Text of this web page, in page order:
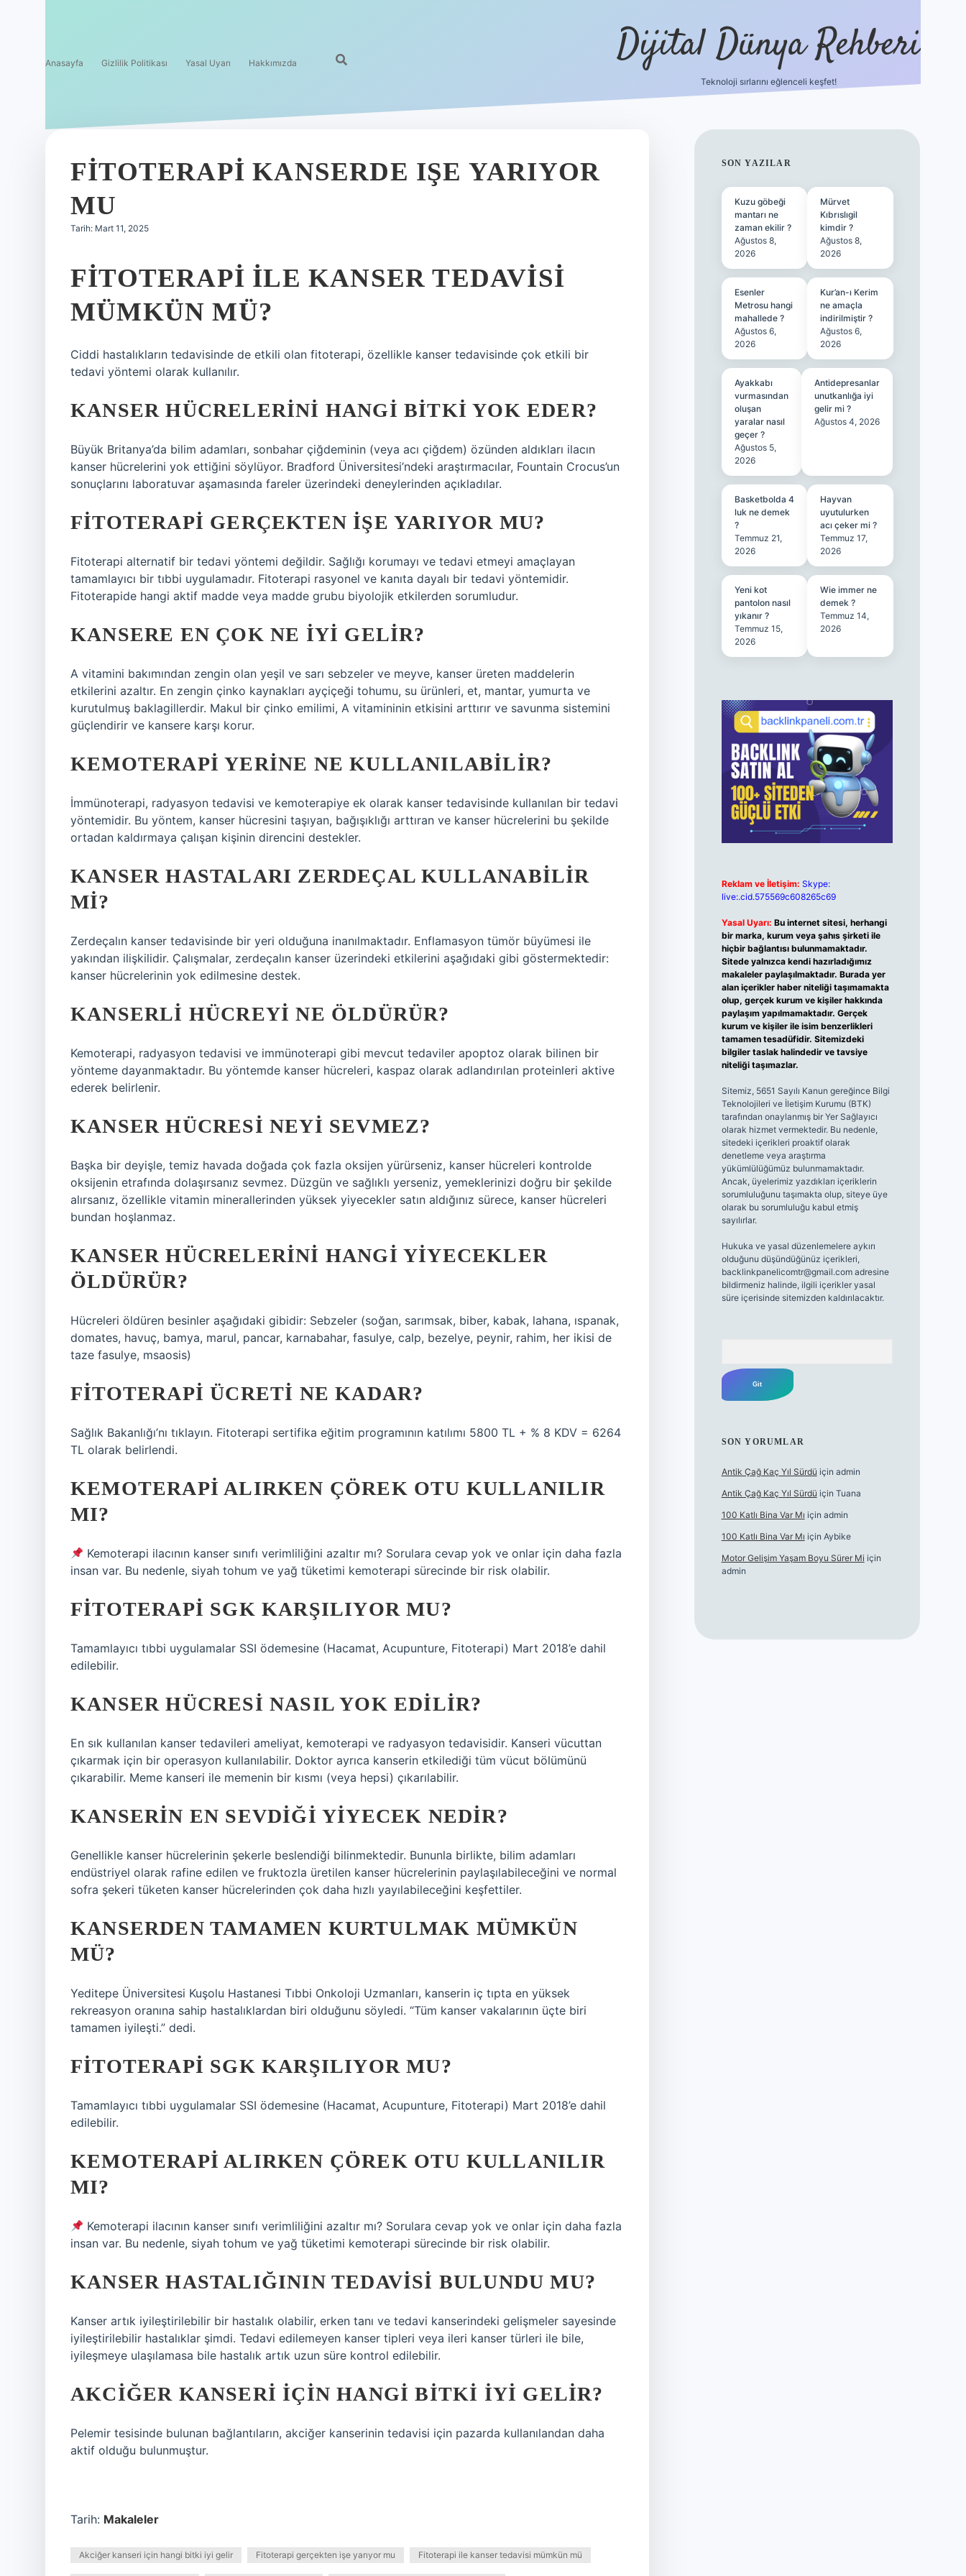
Anasayfa Gizlilik Politikası Yasal Uyarı Hakkımızda Dijital Dünya Rehberi
Teknoloji sırlarını eğlenceli keşfet!
FITOTERAPI KANSERDE IŞE YARIYOR
MU
Tarih: Mart 11, 2025
FITOTERAPI ILE KANSER TEDAVISI
MÜMKÜN MÜ?
Ciddi hastalıkların tedavisinde de etkili olan fitoterapi, özellikle kanser tedavisinde çok etkili bir
tedavi yöntemi olarak kullanılır.
KANSER HÜCRELERINI HANGI BITKI YOK EDER?
Büyük Britanya’da bilim adamları, sonbahar çiğdeminin (veya acı çiğdem) özünden aldıkları ilacın
kanser hücrelerini yok ettiğini söylüyor. Bradford Üniversitesi’ndeki araştırmacılar, Fountain Crocus’un
sonuçlarını laboratuvar aşamasında fareler üzerindeki deneylerinden açıkladılar.
FITOTERAPI GERÇEKTEN IŞE YARIYOR MU?
Fitoterapi alternatif bir tedavi yöntemi değildir. Sağlığı korumayı ve tedavi etmeyi amaçlayan
tamamlayıcı bir tıbbi uygulamadır. Fitoterapi rasyonel ve kanıta dayalı bir tedavi yöntemidir.
Fitoterapide hangi aktif madde veya madde grubu biyolojik etkilerden sorumludur.
KANSERE EN ÇOK NE IYI GELIR?
A vitamini bakımından zengin olan yeşil ve sarı sebzeler ve meyve, kanser üreten maddelerin
etkilerini azaltır. En zengin çinko kaynakları ayçiçeği tohumu, su ürünleri, et, mantar, yumurta ve
kurutulmuş baklagillerdir. Makul bir çinko emilimi, A vitamininin etkisini arttırır ve savunma sistemini
güçlendirir ve kansere karşı korur.
KEMOTERAPI YERINE NE KULLANILABILIR?
İmmünoterapi, radyasyon tedavisi ve kemoterapiye ek olarak kanser tedavisinde kullanılan bir tedavi
yöntemidir. Bu yöntem, kanser hücresini taşıyan, bağışıklığı arttıran ve kanser hücrelerini bu şekilde
ortadan kaldırmaya çalışan kişinin direncini destekler.
KANSER HASTALARI ZERDEÇAL KULLANABILIR
MI?
Zerdeçalın kanser tedavisinde bir yeri olduğuna inanılmaktadır. Enflamasyon tümör büyümesi ile
yakından ilişkilidir. Çalışmalar, zerdeçalın kanser üzerindeki etkilerini aşağıdaki gibi göstermektedir:
kanser hücrelerinin yok edilmesine destek.
KANSERLI HÜCREYI NE ÖLDÜRÜR?
Kemoterapi, radyasyon tedavisi ve immünoterapi gibi mevcut tedaviler apoptoz olarak bilinen bir
yönteme dayanmaktadır. Bu yöntemde kanser hücreleri, kaspaz olarak adlandırılan proteinleri aktive
ederek belirlenir.
KANSER HÜCRESI NEYI SEVMEZ?
Başka bir deyişle, temiz havada doğada çok fazla oksijen yürürseniz, kanser hücreleri kontrolde
oksijenin etrafında dolaşırsanız sevmez. Düzgün ve sağlıklı yerseniz, yemeklerinizi doğru bir şekilde
alırsanız, özellikle vitamin minerallerinden yüksek yiyecekler satın aldığınız sürece, kanser hücreleri
bundan hoşlanmaz.
KANSER HÜCRELERINI HANGI YIYECEKLER
ÖLDÜRÜR?
Hücreleri öldüren besinler aşağıdaki gibidir: Sebzeler (soğan, sarımsak, biber, kabak, lahana, ıspanak,
domates, havuç, bamya, marul, pancar, karnabahar, fasulye, calp, bezelye, peynir, rahim, her ikisi de
taze fasulye, msaosis)
FITOTERAPI ÜCRETI NE KADAR?
Sağlık Bakanlığı’nı tıklayın. Fitoterapi sertifika eğitim programının katılımı 5800 TL + % 8 KDV = 6264
TL olarak belirlendi.
KEMOTERAPI ALIRKEN ÇÖREK OTU KULLANILIR
MI?
Kemoterapi ilacının kanser sınıfı verimliliğini azaltır mı? Sorulara cevap yok ve onlar için daha fazla
insan var. Bu nedenle, siyah tohum ve yağ tüketimi kemoterapi sürecinde bir risk olabilir.
FITOTERAPI SGK KARŞILIYOR MU?
Tamamlayıcı tıbbi uygulamalar SSI ödemesine (Hacamat, Acupunture, Fitoterapi) Mart 2018’e dahil
edilebilir.
KANSER HÜCRESI NASIL YOK EDILIR?
En sık kullanılan kanser tedavileri ameliyat, kemoterapi ve radyasyon tedavisidir. Kanseri vücuttan
çıkarmak için bir operasyon kullanılabilir. Doktor ayrıca kanserin etkilediği tüm vücut bölümünü
çıkarabilir. Meme kanseri ile memenin bir kısmı (veya hepsi) çıkarılabilir.
KANSERIN EN SEVDIĞI YIYECEK NEDIR?
Genellikle kanser hücrelerinin şekerle beslendiği bilinmektedir. Bununla birlikte, bilim adamları
endüstriyel olarak rafine edilen ve fruktozla üretilen kanser hücrelerinin paylaşılabileceğini ve normal
sofra şekeri tüketen kanser hücrelerinden çok daha hızlı yayılabileceğini keşfettiler.
KANSERDEN TAMAMEN KURTULMAK MÜMKÜN
MÜ?
Yeditepe Üniversitesi Kuşolu Hastanesi Tıbbi Onkoloji Uzmanları, kanserin iç tıpta en yüksek
rekreasyon oranına sahip hastalıklardan biri olduğunu söyledi. “Tüm kanser vakalarının üçte biri
tamamen iyileşti.” dedi.
FITOTERAPI SGK KARŞILIYOR MU?
Tamamlayıcı tıbbi uygulamalar SSI ödemesine (Hacamat, Acupunture, Fitoterapi) Mart 2018’e dahil
edilebilir.
KEMOTERAPI ALIRKEN ÇÖREK OTU KULLANILIR
MI?
Kemoterapi ilacının kanser sınıfı verimliliğini azaltır mı? Sorulara cevap yok ve onlar için daha fazla
insan var. Bu nedenle, siyah tohum ve yağ tüketimi kemoterapi sürecinde bir risk olabilir.
KANSER HASTALIĞININ TEDAVISI BULUNDU MU?
Kanser artık iyileştirilebilir bir hastalık olabilir, erken tanı ve tedavi kanserindeki gelişmeler sayesinde
iyileştirilebilir hastalıklar şimdi. Tedavi edilemeyen kanser tipleri veya ileri kanser türleri ile bile,
iyileşmeye ulaşılamasa bile hastalık artık uzun süre kontrol edilebilir.
AKCIĞER KANSERI IÇIN HANGI BITKI IYI GELIR?
Pelemir tesisinde bulunan bağlantıların, akciğer kanserinin tedavisi için pazarda kullanılandan daha
aktif olduğu bulunmuştur.
Tarih: Makaleler
Akciğer kanseri için hangi bitki iyi gelir Fitoterapi gerçekten işe yarıyor mu Fitoterapi ile kanser tedavisi mümkün mü
SIDEBAR
SON YAZILAR
Kuzu göbeği
mantarı ne
zaman ekilir ?
Ağustos 8,
2026
Mürvet
Kıbrıslıgil
kimdir ?
Ağustos 8,
2026
Esenler
Metrosu hangi
mahallede ?
Ağustos 6,
2026
Kur’an-ı Kerim
ne amaçla
indirilmiştir ?
Ağustos 6,
2026
Ayakkabı
vurmasından
oluşan
yaralar nasıl
geçer ?
Ağustos 5,
2026
Antidepresanlar
unutkanlığa iyi
gelir mi ?
Ağustos 4, 2026
Basketbolda 4
luk ne demek
?
Temmuz 21,
2026
Hayvan
uyutulurken
acı çeker mi ?
Temmuz 17,
2026
Yeni kot
pantolon nasıl
yıkanır ?
Temmuz 15,
2026
Wie immer ne
demek ?
Temmuz 14,
2026
Reklam ve İletişim: Skype:
live:.cid.575569c608265c69
Yasal Uyarı: Bu internet sitesi, herhangi
bir marka, kurum veya şahıs şirketi ile
hiçbir bağlantısı bulunmamaktadır.
Sitede yalnızca kendi hazırladığımız
makaleler paylaşılmaktadır. Burada yer
alan içerikler haber niteliği taşımamakta
olup, gerçek kurum ve kişiler hakkında
paylaşım yapılmamaktadır. Gerçek
kurum ve kişiler ile isim benzerlikleri
tamamen tesadüfidir. Sitemizdeki
bilgiler taslak halindedir ve tavsiye
niteliği taşımazlar.
Sitemiz, 5651 Sayılı Kanun gereğince Bilgi
Teknolojileri ve İletişim Kurumu (BTK)
tarafından onaylanmış bir Yer Sağlayıcı
olarak hizmet vermektedir. Bu nedenle,
sitedeki içerikleri proaktif olarak
denetleme veya araştırma
yükümlülüğümüz bulunmamaktadır.
Ancak, üyelerimiz yazdıkları içeriklerin
sorumluluğunu taşımakta olup, siteye üye
olarak bu sorumluluğu kabul etmiş
sayılırlar.
Hukuka ve yasal düzenlemelere aykırı
olduğunu düşündüğünüz içerikleri,
backlinkpanelicomtr@gmail.comadresine
bildirmeniz halinde, ilgili içerikler yasal
süre içerisinde sitemizden kaldırılacaktır.
SON YORUMLAR
Antik Çağ Kaç Yıl Sürdü için admin
Antik Çağ Kaç Yıl Sürdü için Tuana
100 Katlı Bina Var Mı için admin
100 Katlı Bina Var Mı için Aybike
Motor Gelişim Yaşam Boyu Sürer Mi için
admin
tulipbet güncel giriş